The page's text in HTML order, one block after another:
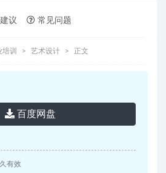
议 常见问题
训 艺术设计 正文
百度网盘
有效